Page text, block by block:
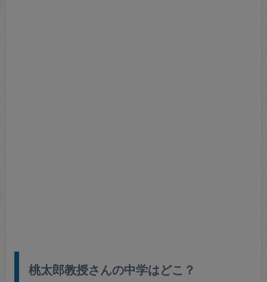
桃太郎教授さんの中学はどこ？